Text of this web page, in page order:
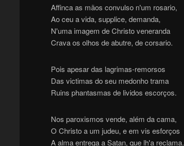
Affinca as mãos convulso n'um rosario,
Ao ceu a vida, supplice, demanda,
N'uma imagem de Christo veneranda
Crava os olhos de abutre, de corsario.
Pois apesar das lagrimas-remorsos
Das victimas do seu medonho trama
Ruins phantasmas de lividos escorços.
Nos paroxismos vende, além da cama,
O Christo a um judeu, e em vis esforços
A alma entrega a Satan, que lh'a reclama.